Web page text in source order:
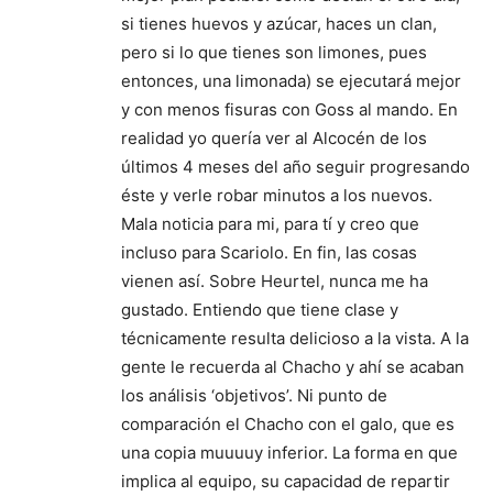
si tienes huevos y azúcar, haces un clan,
pero si lo que tienes son limones, pues
entonces, una limonada) se ejecutará mejor
y con menos fisuras con Goss al mando. En
realidad yo quería ver al Alcocén de los
últimos 4 meses del año seguir progresando
éste y verle robar minutos a los nuevos.
Mala noticia para mi, para tí y creo que
incluso para Scariolo. En fin, las cosas
vienen así. Sobre Heurtel, nunca me ha
gustado. Entiendo que tiene clase y
técnicamente resulta delicioso a la vista. A la
gente le recuerda al Chacho y ahí se acaban
los análisis ‘objetivos’. Ni punto de
comparación el Chacho con el galo, que es
una copia muuuuy inferior. La forma en que
implica al equipo, su capacidad de repartir